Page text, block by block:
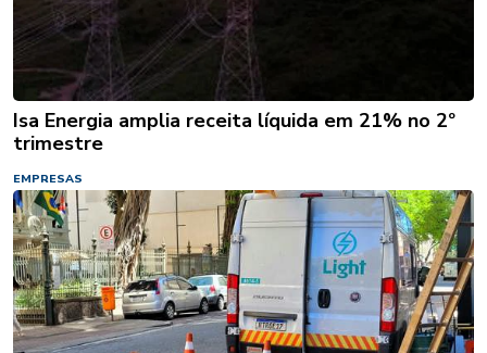
Isa Energia amplia receita líquida em 21% no 2º
trimestre
EMPRESAS